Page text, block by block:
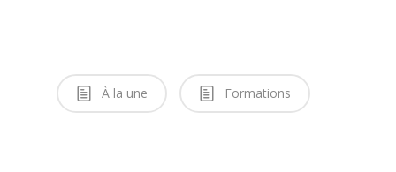
À la une Formations